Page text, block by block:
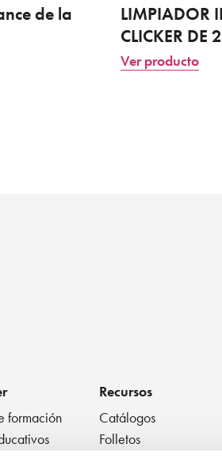
de la
LIMPIADOR
CLICKER DE
Ver producto
formación
Recursos
Catálogos
Folletos